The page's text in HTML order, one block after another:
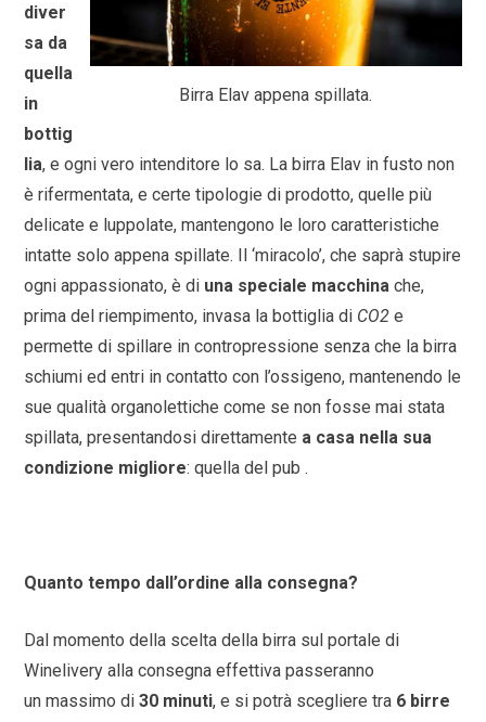
Birra Elav appena spillata.
diver
sa da
quella
in
bottig
lia, e ogni vero intenditore lo sa. La birra Elav in fusto non
è rifermentata, e certe tipologie di prodotto, quelle più
delicate e luppolate, mantengono le loro caratteristiche
intatte solo appena spillate. Il ‘miracolo’, che saprà stupire
ogni appassionato, è di una speciale macchina che,
prima del riempimento, invasa la bottiglia di CO2e
permette di spillare in contropressione senza che la birra
schiumi ed entri in contatto con l’ossigeno, mantenendo le
sue qualità organolettiche come se non fosse mai stata
spillata, presentandosi direttamente a casa nella sua
condizione migliore: quella del pub .
Quanto tempo dall’ordine alla consegna?
Dal momento della scelta della birra sul portale di
Winelivery alla consegna effettiva passeranno
unmassimo di30 minuti, e si potrà scegliere tra 6 birre